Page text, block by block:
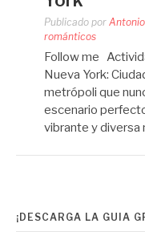
Publicado por
románticos
Follow me
Nueva York:
metrópoli que
escenario
vibrante y diversa
¡DESCARGA LA GUIA